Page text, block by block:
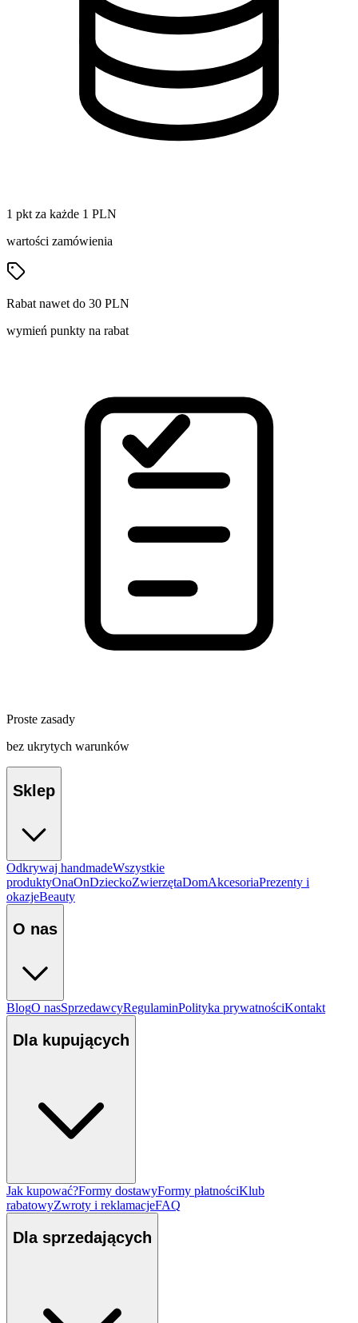
1 pkt za każde 1 PLN
wartości zamówienia
Rabat nawet do 30 PLN
wymień punkty na rabat
Proste zasady
bez ukrytych warunków
Sklep
Odkrywaj handmadeWszystkie
produktyOnaOnDzieckoZwierzętaDomAkcesoriaPrezenty i
okazjeBeauty
O nas
BlogO nasSprzedawcyRegulaminPolityka prywatnościKontakt
Dla kupujących
Jak kupować?Formy dostawyFormy płatnościKlub
rabatowyZwroty i reklamacjeFAQ
Dla sprzedających